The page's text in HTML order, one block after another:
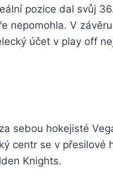
pozice dal svůj
nepomohla. V
účet v play off
sebou hokejisté
centr se v přesilové
Knights.